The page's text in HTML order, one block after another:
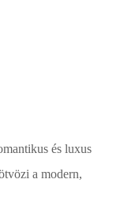
és luxus
a modern,